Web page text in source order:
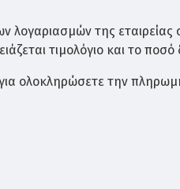
διάσταση. Η δυνατότητα
λογαριασμών της
τιμολόγιο και το ποσό
ολοκληρώσετε την